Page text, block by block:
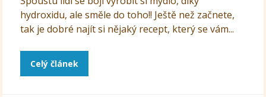
hydroxidu, ale směle do toho!! Ještě než začnete,
tak je dobré najít si nějaký recept, který se vám...
Celý článek